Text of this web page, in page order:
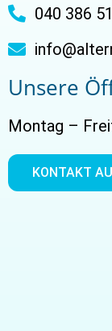
040 386
Unsere
Montag –
KONTAKT